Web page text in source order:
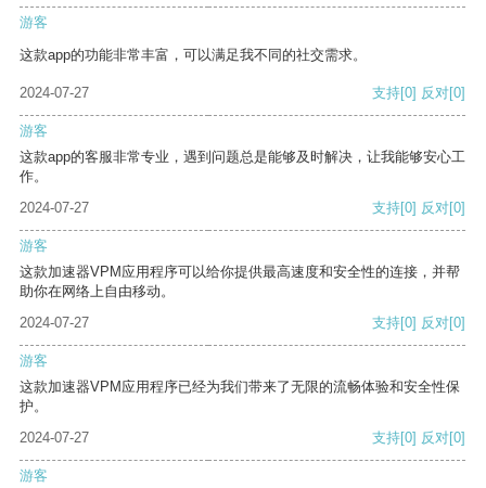
游客
这款app的功能非常丰富，可以满足我不同的社交需求。
2024-07-27 支持[0] 反对[0]
游客
这款app的客服非常专业，遇到问题总是能够及时解决，让我能够安心工
作。
2024-07-27
支持[0] 反对[0]
游客
这款加速器VPM应用程序可以给你提供最高速度和安全性的连接，并帮
助你在网络上自由移动。
2024-07-27
支持[0] 反对[0]
游客
这款加速器VPM应用程序已经为我们带来了无限的流畅体验和安全性保
护。
2024-07-27
支持[0] 反对[0]
游客